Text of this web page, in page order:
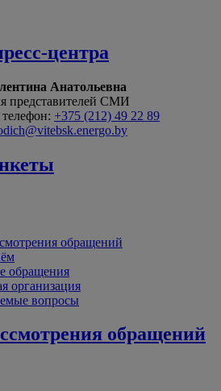
центра
Анатольевна
представителей СМИ
+375 (212) 49 22 89
обращений
обращения
организация
вопросы
обращений